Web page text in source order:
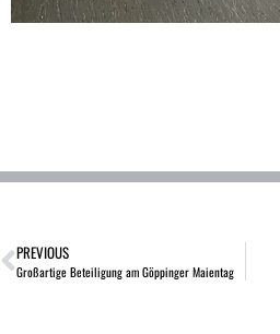
PREVIOUS
Großartige Beteiligung am Göppinger Maientag